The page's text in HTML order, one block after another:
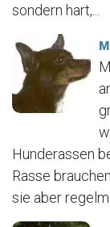
sondern hart,...
Hunderassen
Rasse
sie aber